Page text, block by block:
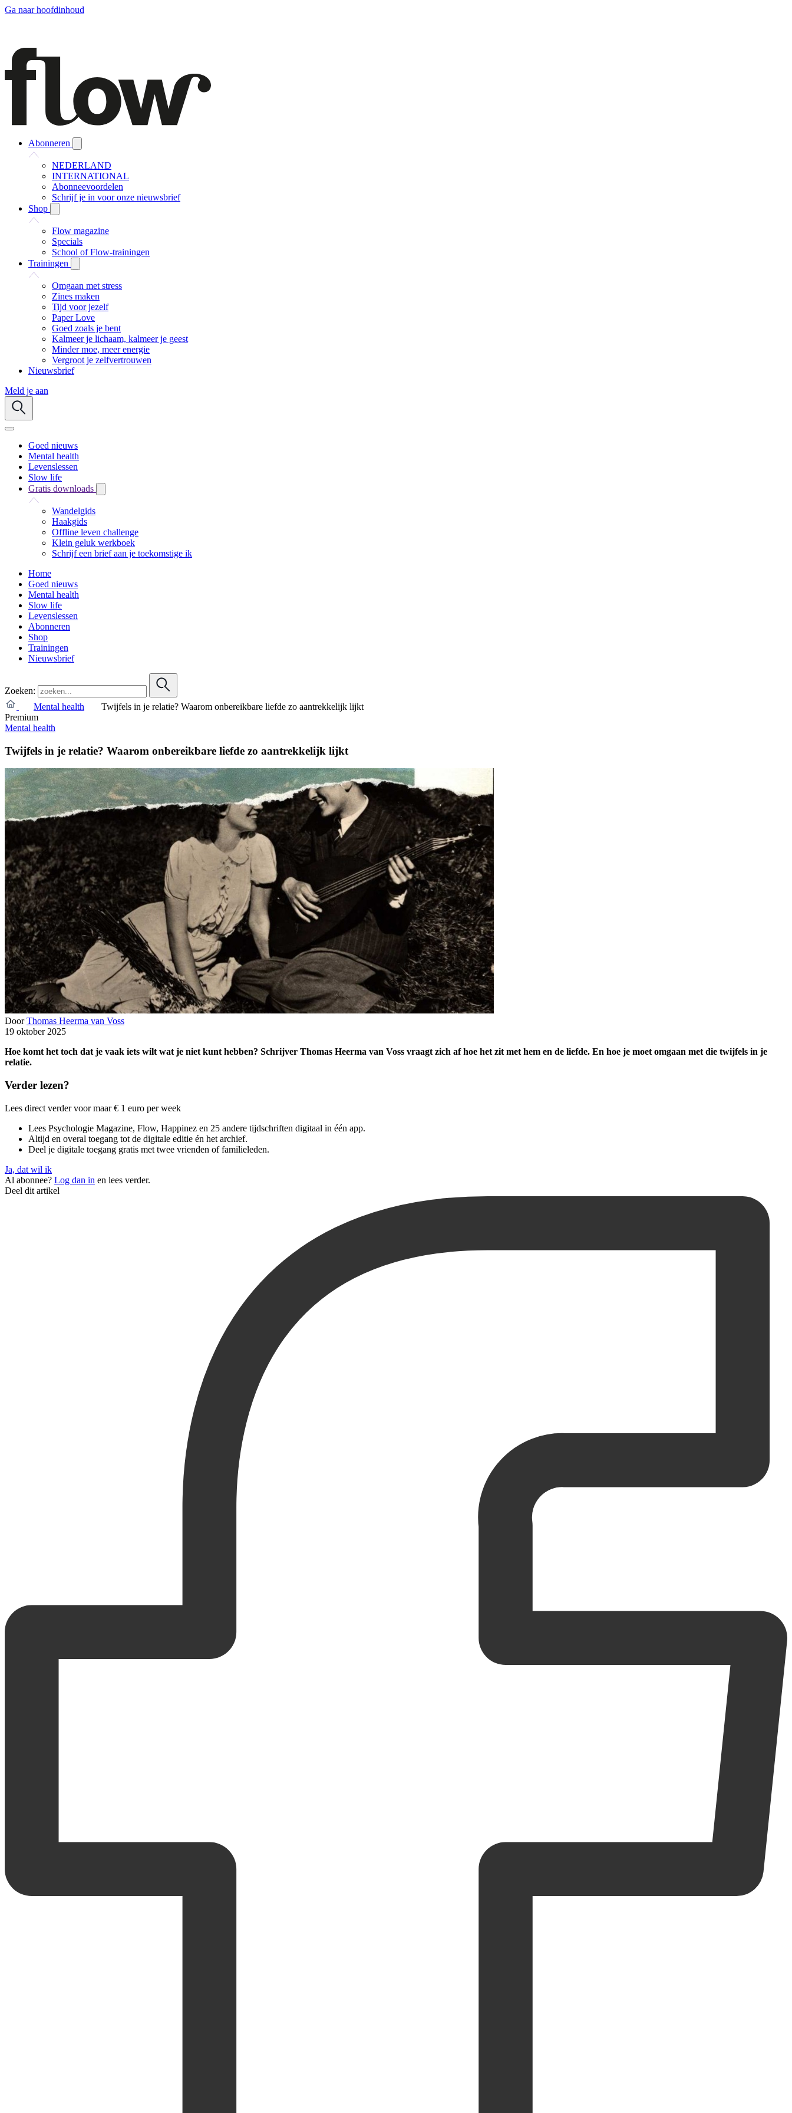
Ga naar hoofdinhoud
Abonneren
NEDERLAND
INTERNATIONAL
Abonneevoordelen
Schrijf je in voor onze nieuwsbrief
Shop
Flow magazine
Specials
School of Flow-trainingen
Trainingen
Omgaan met stress
Zines maken
Tijd voor jezelf
Paper Love
Goed zoals je bent
Kalmeer je lichaam, kalmeer je geest
Minder moe, meer energie
Vergroot je zelfvertrouwen
Nieuwsbrief
Meld je aan
Goed nieuws
Mental health
Levenslessen
Slow life
Gratis downloads
Wandelgids
Haakgids
Offline leven challenge
Klein geluk werkboek
Schrijf een brief aan je toekomstige ik
Home
Goed nieuws
Mental health
Slow life
Levenslessen
Abonneren
Shop
Trainingen
Nieuwsbrief
Zoeken:
Mental health
Twijfels in je relatie? Waarom onbereikbare liefde zo aantrekkelijk lijkt
Premium
Mental health
Twijfels in je relatie? Waarom onbereikbare liefde zo aantrekkelijk lijkt
Door Thomas Heerma van Voss
19 oktober 2025
Hoe komt het toch dat je vaak iets wilt wat je niet kunt hebben? Schrijver Thomas Heerma van Voss vraagt zich af hoe het zit met hem en de liefde. En hoe je moet omgaan met die twijfels in je
relatie.
Verder lezen?
Lees direct verder voor maar € 1 euro per week
Lees Psychologie Magazine, Flow, Happinez en 25 andere tijdschriften digitaal in één app.
Altijd en overal toegang tot de digitale editie én het archief.
Deel je digitale toegang gratis met twee vrienden of familieleden.
Ja, dat wil ik
Al abonnee? Log dan in en lees verder.
Deel dit artikel